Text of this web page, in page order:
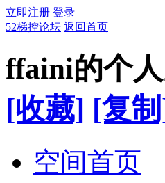
立即注册 登录
52梯控论坛 返回首页
ffaini的个
[收藏] [复
空间首页